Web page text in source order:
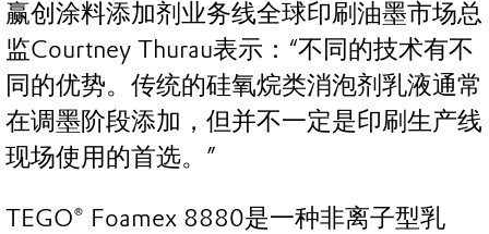
赢创涂料添加剂业务线全球印刷油墨市场总
监Courtney Thurau表示：“不同的技术有不
同的优势。传统的硅氧烷类消泡剂乳液通常
在调墨阶段添加，但并不一定是印刷生产线
现场使用的首选。”
TEGO® Foamex 8880是一种非离子型乳